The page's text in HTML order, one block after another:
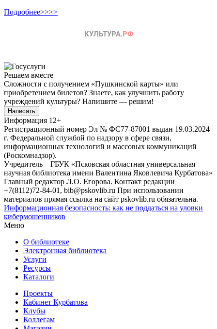
Подробнее>>>>
Решаем вместе
Сложности с получением «Пушкинской карты» или
приобретением билетов? Знаете, как улучшить работу
учреждений культуры? Напишите — решим!
Написать
Информация 12+
Регистрационный номер Эл № ФС77-87001 выдан 19.03.2024
г. Федеральной службой по надзору в сфере связи,
информационных технологий и массовых коммуникаций
(Роскомнадзор).
Учредитель – ГБУК «Псковская областная универсальная
научная библиотека имени Валентина Яковлевича Курбатова»
Главный редактор Л.О. Егорова. Контакт редакции
+7(8112)72-84-01, bib@pskovlib.ru При использовании
материалов прямая ссылка на сайт pskovlib.ru обязательна.
Информационная безопасность: как не поддаться на уловки
кибермошенников
Меню
О библиотеке
Электронная библиотека
Услуги
Ресурсы
Каталоги
Проекты
Кабинет Курбатова
Клубы
Коллегам